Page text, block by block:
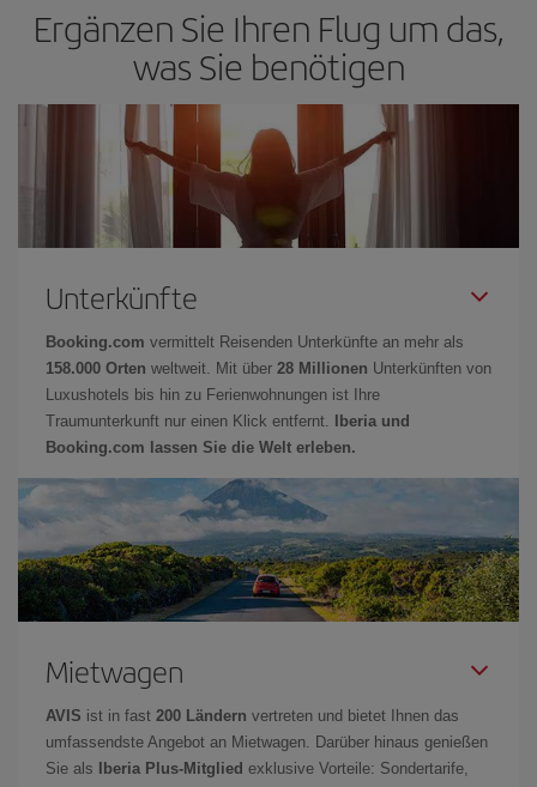
Ergänzen Sie Ihren Flug um das,
was Sie benötigen
Unterkünfte
Booking.com vermittelt Reisenden Unterkünfte an mehr als
158.000 Orten weltweit. Mit über 28 Millionen Unterkünften von
Luxushotels bis hin zu Ferienwohnungen ist Ihre
Traumunterkunft nur einen Klick entfernt.
Iberia und
Booking.com lassen Sie die Welt erleben.
Mietwagen
AVIS ist in fast 200 Ländern vertreten und bietet Ihnen das
umfassendste Angebot an Mietwagen. Darüber hinaus genießen
Sie als
Iberia Plus-Mitglied exklusive Vorteile: Sondertarife,